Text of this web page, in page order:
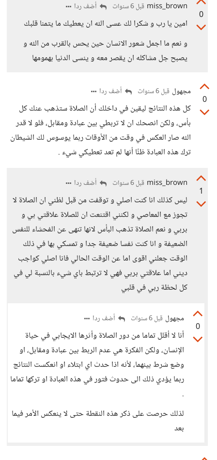
0
miss_brown قبل 6 سنوات أضف ردا
امين يا رب و شكرا لك عسى الله ان يعطيك ما يتمنا قلبك
و نعم ما اجمل شعور الانسان حين يحس بالقرب من الله و
يصبح جل مشاكله ان يقصر معه و ينسى الدنيا بهمومها
0
مجهول قبل 6 سنوات أضف ردا
كل هذه النتائج ليقين في داخلك أن الصلاة ستذهب عنك كل
بأس، ولكن انصحك ان لا تربطي بين عبادة ومقابل، فلو لا قدر
الله صار العكس في وقت من الأوقات ربما يوسوس لك الشيطان
ترك هذه العبادة ظنًا أنها لم تعد تعطيكي شيء .
1
miss_brown قبل 6 سنوات أضف ردا
ليس كذلك انا كنت اصلي و توقفت من قبل لظني ان الصلاة لا
تجوز مع المعاصي و لكنني اقتنعت ان للصلاة علاقتي بي و
بربي و نعم الصلاة تذهب البأس لانها تنهى عن الفحشاء للنفس
الضعيفة و انا كنت نفسا ضعيفة جدا و تمسكي بها في ذلك
الوقت جعلني اقوى اما عن الوقت الحالي فانا اصلي كواجب
ديني اما علاقتي بربي فهي لا ترتبط باي شيء بالنسبة لي في
كل لحظة ربي في قلبي
0
مجهول قبل 6 سنوات أضف ردا
أنا لا أقلل تماما من دور الصلاة وأثرها الايجابي في حياة
الإنسان، ولكن الفكرة هي عدم الربط بين عبادة ومقابل، او
وضع شرط بينهما، لأنه اذا حدث اي ابتلاء او انعكست النتائج
ربما يؤدي ذلك الى حدوث فتور في هذه العبادة او تركها تماما
.
لذلك حرصت على ذكر هذه النقطة حتى لا ينعكس الأمر فيما
بعد